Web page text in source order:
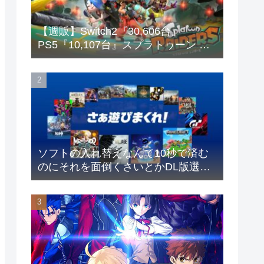
【週販】Switch2『30,606台』
PS5『10,107台』スプラトゥーン レ
イダース「73,542本」
ソフトの入れ替えなんて10秒で済む
のにそれを面倒くさいとかDL版選ぶ
理由だわとかなんなんアホなのか